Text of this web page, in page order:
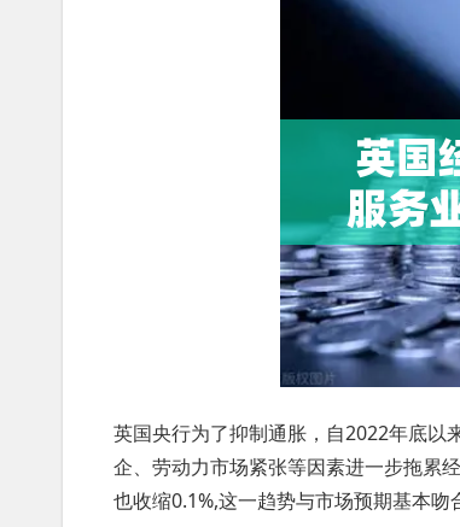
英国央行为了抑制通胀，自2022年底以
企、劳动力市场紧张等因素进一步拖累
也收缩0.1%,这一趋势与市场预期基本吻